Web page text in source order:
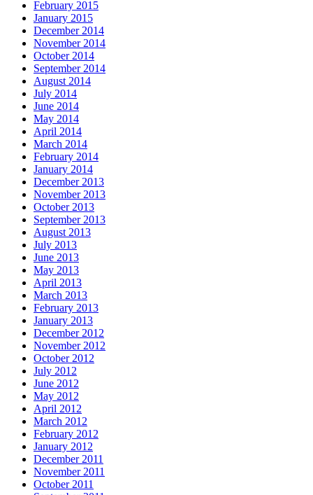
February 2015
January 2015
December 2014
November 2014
October 2014
September 2014
August 2014
July 2014
June 2014
May 2014
April 2014
March 2014
February 2014
January 2014
December 2013
November 2013
October 2013
September 2013
August 2013
July 2013
June 2013
May 2013
April 2013
March 2013
February 2013
January 2013
December 2012
November 2012
October 2012
July 2012
June 2012
May 2012
April 2012
March 2012
February 2012
January 2012
December 2011
November 2011
October 2011